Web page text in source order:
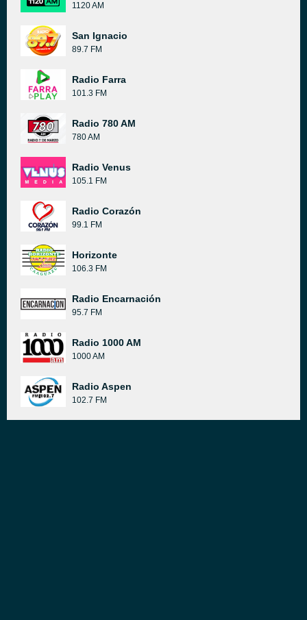
1120 AM
San Ignacio
89.7 FM
Radio Farra
101.3 FM
Radio 780 AM
780 AM
Radio Venus
105.1 FM
Radio Corazón
99.1 FM
Horizonte
106.3 FM
Radio Encarnación
95.7 FM
Radio 1000 AM
1000 AM
Radio Aspen
102.7 FM